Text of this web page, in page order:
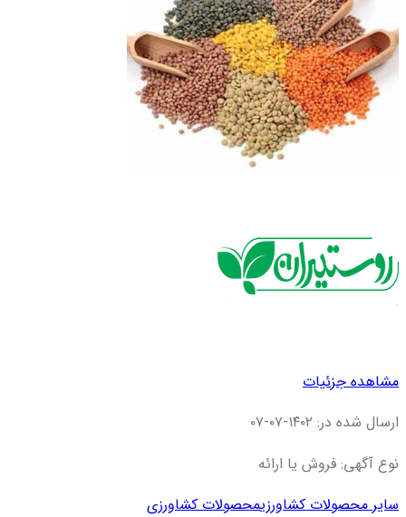
مشاهده جزئیات
ارسال شده در: ۱۴۰۲-۰۷-۰۷
نوع آگهی: فروش یا ارائه
سایر محصولات کشاورزیمحصولات کشاورزی